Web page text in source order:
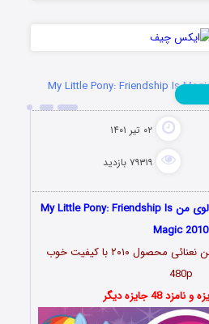
۰۲ تیر ۱۴۰۱
۷۹۳۱۹ بازدید
دانلود انیمیشن پونی کوچولوی من My Little Pony: Friendship Is
Magic 2010
کارتون اسب کوچولو: جشن نعنائی محصول ۲۰۱۰ با کیفیت خوب
480p